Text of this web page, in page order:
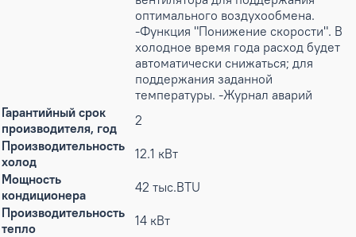
оптимального воздухообмена.
-Функция "Понижение скорости". В
холодное время года расход будет
автоматически снижаться; для
поддержания заданной
температуры. -Журнал аварий
Гарантийный срок
производителя, год
2
Производительность
холод
12.1 кВт
Мощность
кондиционера
42 тыс.BTU
Производительность
тепло
14 кВт